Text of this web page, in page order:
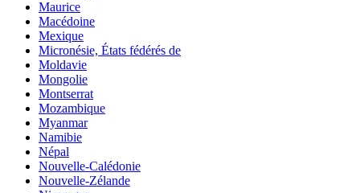
Maurice
Macédoine
Mexique
Micronésie, États fédérés de
Moldavie
Mongolie
Montserrat
Mozambique
Myanmar
Namibie
Népal
Nouvelle-Calédonie
Nouvelle-Zélande